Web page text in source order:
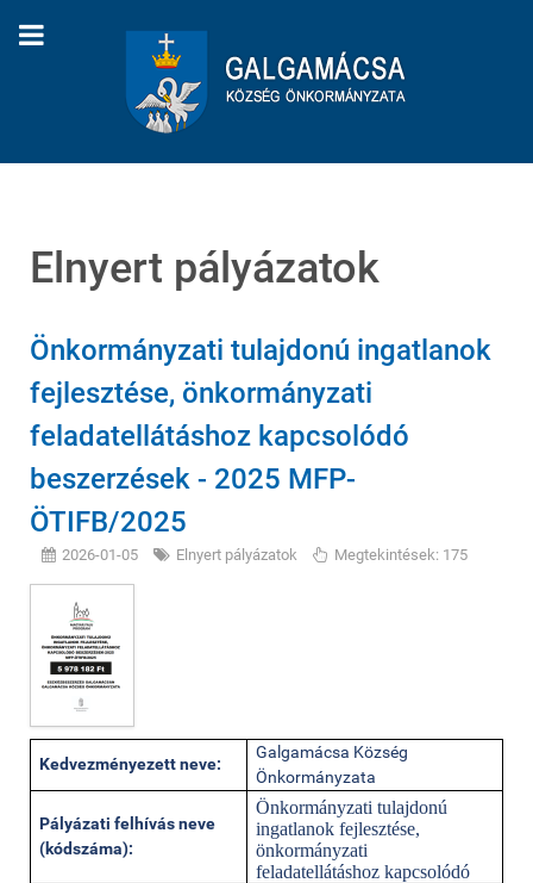
Elnyert pályázatok
Önkormányzati tulajdonú ingatlanok
fejlesztése, önkormányzati
feladatellátáshoz kapcsolódó
beszerzések - 2025 MFP-
ÖTIFB/2025
2026-01-05 Elnyert pályázatok Megtekintések: 175
Kedvezményezett neve:
Galgamácsa Község
Önkormányzata
Pályázati felhívás neve
(kódszáma):
Önkormányzati tulajdonú
ingatlanok fejlesztése,
önkormányzati
feladatellátáshoz kapcsolódó